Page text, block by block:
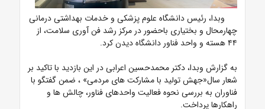
وبدا، رئیس دانشگاه علوم پزشکی و خدمات بهداشتی درمانی
چهارمحال و بختیاری باحضور در مرکز رشد فن آوری سلامت، از
۴۴ هسته و واحد فناور دانشگاه دیدن کرد.
به گزارش وبدا، دکتر محمدحسین اعرابی در این بازدید با تاکید بر
شعار سال«جهش تولید با مشارکت های مردمی» ، ضمن گفتگو با
فناوران به بررسی نحوه فعالیت واحد‌های فناور، چالش ها و
راهکارها پرداخت.